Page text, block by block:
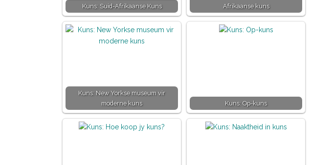
Kuns: Suid-Afrikaanse Kuns
Afrikaanse kuns
Kuns: New Yorkse museum vir
moderne kuns
Kuns: Op-kuns